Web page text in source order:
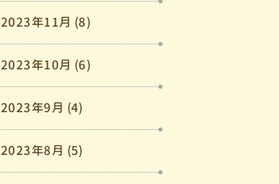
2023年11月 (8)
2023年10月 (6)
2023年9月 (4)
2023年8月 (5)